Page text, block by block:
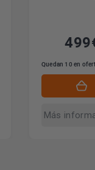
Quedan 10 en
Más